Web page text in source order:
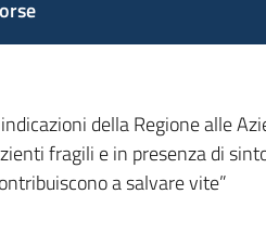
della Regione alle
fragili e in presenza di
a salvare vite”